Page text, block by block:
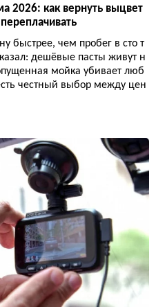
2026: как вернуть выцвет
быстрее, чем пробег в сто т
дешёвые пасты живут н
мойка убивает люб
честный выбор между цен